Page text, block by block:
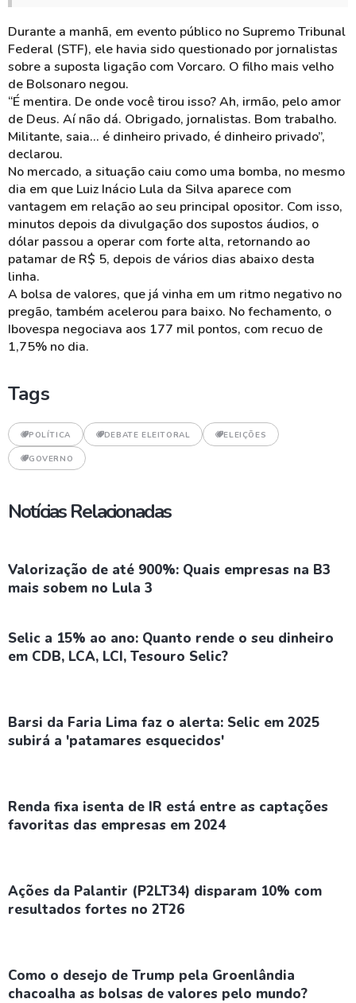
Durante a manhã, em evento público no Supremo Tribunal
Federal (STF), ele havia sido questionado por jornalistas
sobre a suposta ligação com Vorcaro. O filho mais velho
de Bolsonaro negou.
“É mentira. De onde você tirou isso? Ah, irmão, pelo amor
de Deus. Aí não dá. Obrigado, jornalistas. Bom trabalho.
Militante, saia... é dinheiro privado, é dinheiro privado”,
declarou.
No mercado, a situação caiu como uma bomba, no mesmo
dia em que Luiz Inácio Lula da Silva aparece com
vantagem em relação ao seu principal opositor. Com isso,
minutos depois da divulgação dos supostos áudios, o
dólar passou a operar com forte alta, retornando ao
patamar de R$ 5, depois de vários dias abaixo desta
linha.
A bolsa de valores, que já vinha em um ritmo negativo no
pregão, também acelerou para baixo. No fechamento, o
Ibovespa negociava aos 177 mil pontos, com recuo de
1,75% no dia.
Tags
POLÍTICA DEBATE ELEITORAL ELEIÇÕES
GOVERNO
Notícias Relacionadas
Valorização de até 900%: Quais empresas na B3
mais sobem no Lula 3
Selic a 15% ao ano: Quanto rende o seu dinheiro
em CDB, LCA, LCI, Tesouro Selic?
Barsi da Faria Lima faz o alerta: Selic em 2025
subirá a 'patamares esquecidos'
Renda fixa isenta de IR está entre as captações
favoritas das empresas em 2024
Ações da Palantir (P2LT34) disparam 10% com
resultados fortes no 2T26
Como o desejo de Trump pela Groenlândia
chacoalha as bolsas de valores pelo mundo?